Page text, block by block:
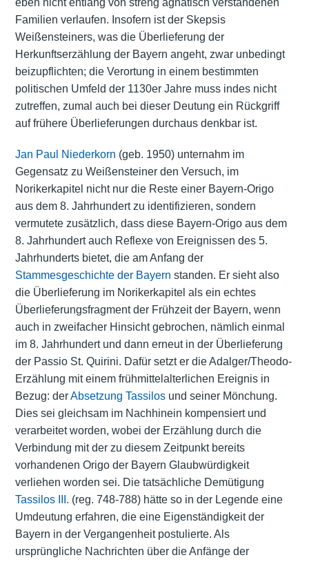
eben nicht entlang von streng agnatisch verstandenen
Familien verlaufen. Insofern ist der Skepsis
Weißensteiners, was die Überlieferung der
Herkunftserzählung der Bayern angeht, zwar unbedingt
beizupflichten; die Verortung in einem bestimmten
politischen Umfeld der 1130er Jahre muss indes nicht
zutreffen, zumal auch bei dieser Deutung ein Rückgriff
auf frühere Überlieferungen durchaus denkbar ist.
Jan Paul Niederkorn (geb. 1950) unternahm im
Gegensatz zu Weißensteiner den Versuch, im
Norikerkapitel nicht nur die Reste einer Bayern-Origo
aus dem 8. Jahrhundert zu identifizieren, sondern
vermutete zusätzlich, dass diese Bayern-Origo aus dem
8. Jahrhundert auch Reflexe von Ereignissen des 5.
Jahrhunderts bietet, die am Anfang der
Stammesgeschichte der Bayern standen. Er sieht also
die Überlieferung im Norikerkapitel als ein echtes
Überlieferungsfragment der Frühzeit der Bayern, wenn
auch in zweifacher Hinsicht gebrochen, nämlich einmal
im 8. Jahrhundert und dann erneut in der Überlieferung
der Passio St. Quirini. Dafür setzt er die Adalger/Theodo-
Erzählung mit einem frühmittelalterlichen Ereignis in
Bezug: derAbsetzung Tassilosund seiner Mönchung.
Dies sei gleichsam im Nachhinein kompensiert und
verarbeitet worden, wobei der Erzählung durch die
Verbindung mit der zu diesem Zeitpunkt bereits
vorhandenen Origo der Bayern Glaubwürdigkeit
verliehen worden sei. Die tatsächliche Demütigung
Tassilos III. (reg. 748-788) hätte so in der Legende eine
Umdeutung erfahren, die eine Eigenständigkeit der
Bayern in der Vergangenheit postulierte. Als
ursprüngliche Nachrichten über die Anfänge der